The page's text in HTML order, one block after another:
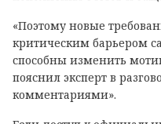
«Поэтому новые
критическим барьером
способны изменить
пояснил эксперт в
комментариями».